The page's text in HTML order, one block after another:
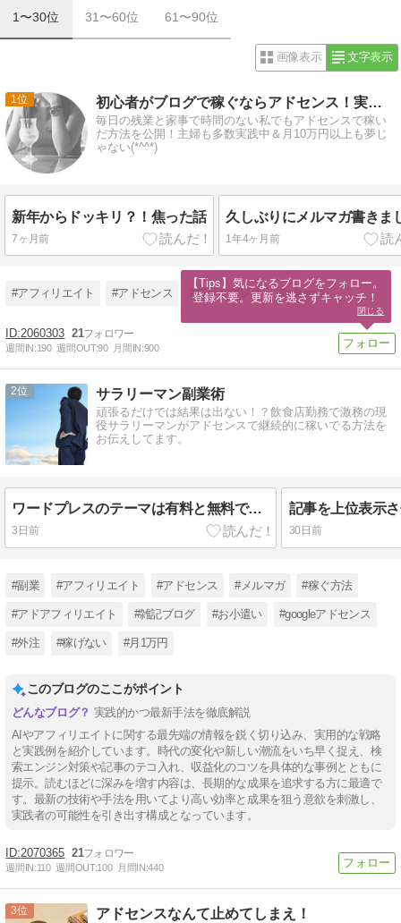
1〜30位 31〜60位 61〜90位
画像表示 文字表示
1 初心者がブログで稼ぐならアドセンス！実践記やノウハウ更新中♪
毎日の残業と家事で時間のない私でもアドセンスで稼い
だ方法を公開！主婦も多数実践中＆月10万円以上も夢じ
ゃない(*^^*)
新年からドッキリ？！焦った話
7ヶ月前
久しぶりにメルマガ書きま
1年4ヶ月前
#アフィリエイト #アドセンス #ワードプレス #adsense
2060303 21
週間IN:190 週間OUT:90 月間IN:900
2 サラリーマン副業術
頑張るだけでは結果は出ない！？飲食店勤務で激務の現
役サラリーマンがアドセンスで継続的に稼いでる方法を
お伝えしてます。
ワードプレスのテーマは有料と無料ではどっちが稼ぎやすい？
3日前 30日前
#副業 #アフィリエイト #アドセンス #メルマガ #稼ぐ方法
#アドアフィリエイト #雑記ブログ #お小遣い #googleアドセンス
#外注 #稼げない #月1万円
このブログのここがポイント
実践的かつ最新手法を徹底解説
AIやアフィリエイトに関する最先端の情報を鋭く切り込み、実用的な戦略
と実践例を紹介しています。時代の変化や新しい潮流をいち早く捉え、検
索エンジン対策や記事のテコ入れ、収益化のコツを具体的な事例とともに
提示。読むほどに深みを増す内容は、長期的な成果を追求する方に最適で
す。最新の技術や手法を用いてより高い効率と成果を狙う意欲を刺激し、
実践者の可能性を引き出す構成となっています。
2070365 21
週間IN:110 週間OUT:100 月間IN:440
3 アドセンスなんて止めてしまえ！
【Tips】気になるブログをフォロー。
登録不要。更新を逃さずキャッチ！
閉じる